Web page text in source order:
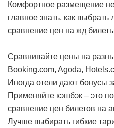
Комфортное размещение
главное знать, как выбрать
сравнение цен на жд
Сравнивайте цены на
Booking.com, Agoda,
Иногда отели дают бонусы
Применяйте кэшбэк – это
сравнение цен билетов на
Лучше выбирать гибкие